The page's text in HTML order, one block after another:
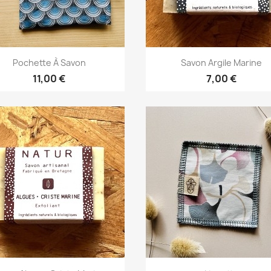
Aperçu rapide
Pochette À Savon
11,00 €
Aperçu rapide
Savon Argile Marine
7,00 €